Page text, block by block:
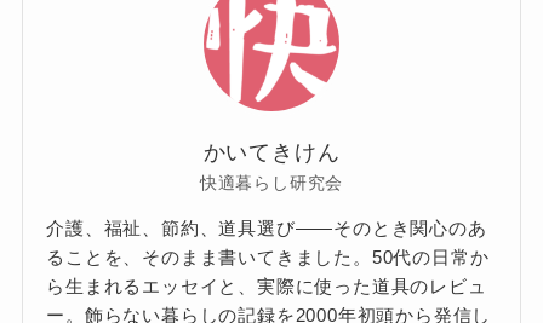
かいてきけん
快適暮らし研究会
介護、福祉、節約、道具選び——そのとき関心のあ
ることを、そのまま書いてきました。50代の日常か
ら生まれるエッセイと、実際に使った道具のレビュ
ー。飾らない暮らしの記録を2000年初頭から発信し